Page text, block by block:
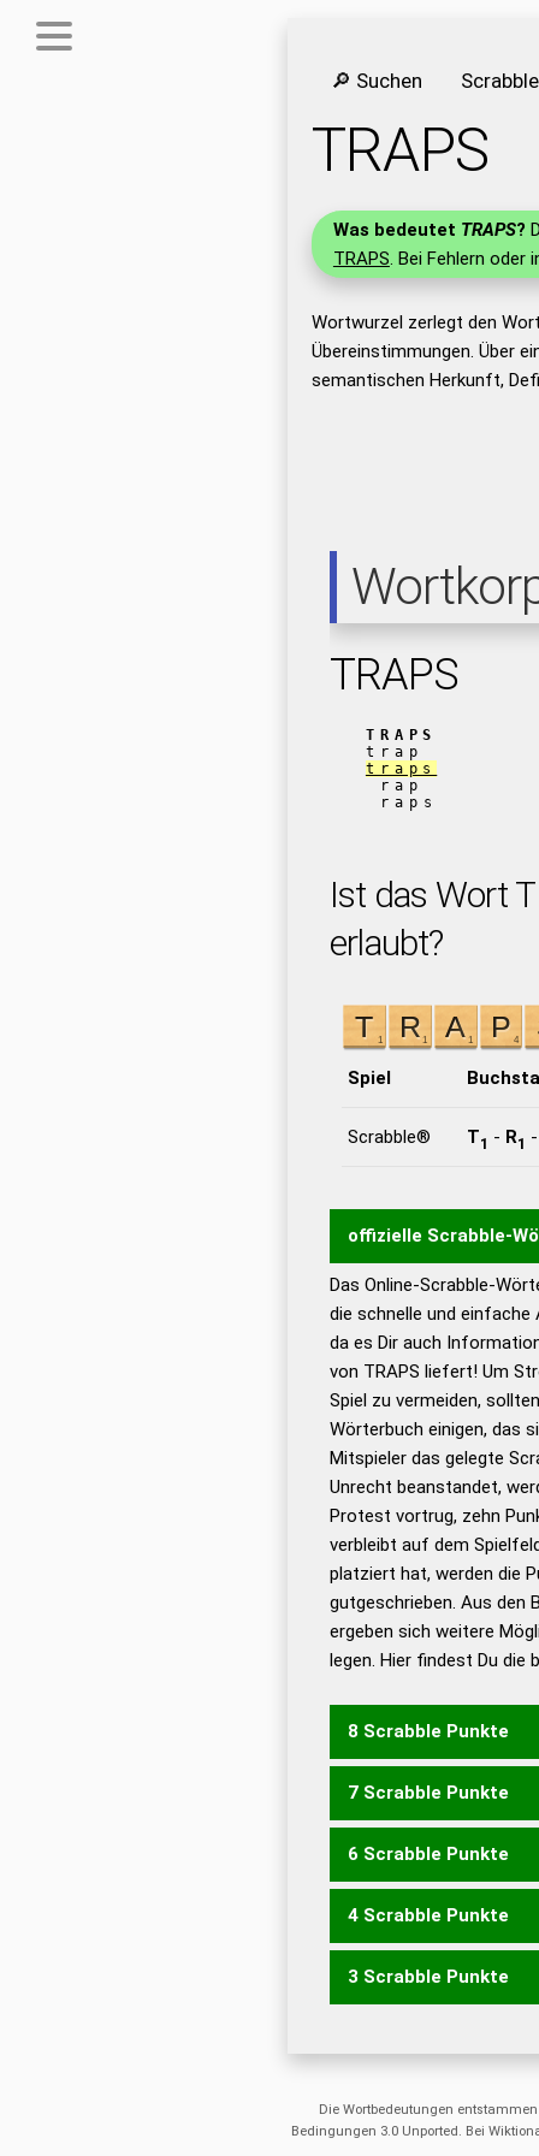
🔎 Suchen
TRAPS
Was bedeutet TRAPS?
TRAPS. Bei Fehlern
Wortwurzel zerlegt den
Übereinstimmungen. Über
semantischen Herkunft,
TRAPS
TRAPS
trap
traps
rap
raps
Ist das Wort
erlaubt?
Spiel
Scrabble® T1 - R1
offizielle Scrabble-
Wortwurzel liefert mit
Wortanalyse-
Wortbedeutung,
Gültigkeit eines
bestimmen!
Wörterbücher sind:
Universalwörterbuch
Das Online-Scrabble-
die schnelle und
da es Dir auch
von TRAPS liefert! Um
Spiel zu vermeiden,
Wörterbuch einigen, das
Mitspieler das gelegte
Unrecht beanstandet,
Protest vortrug, zehn
verbleibt auf dem
platziert hat, werden die
gutgeschrieben. Aus den
ergeben sich weitere
legen. Hier findest Du die
8 Scrabble Punkte
PARST SPART
7 Scrabble Punkte
PARS PART SPAR SPAT
6 Scrabble Punkte
PAR PAS PRS PST SPA
4 Scrabble Punkte
RAST RATS STAR
3 Scrabble Punkte
Die Wortbedeutungen
Bedingungen 3.0 Unported. Bei